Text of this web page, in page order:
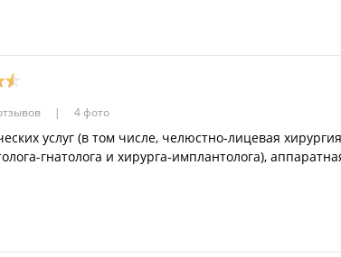
4 фото
услуг (в том числе, челюстно-лицевая
гнатолога и хирурга-имплантолога),